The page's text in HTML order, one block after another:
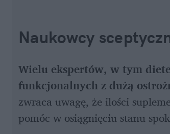
Naukowcy
Wielu ekspertów, w tym
funkcjonalnych z dużą
zwraca uwagę, że ilości
pomóc w osiągnięciu stanu